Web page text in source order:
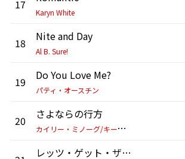
17
Karyn White
18 Nite and Day
Al B. Sure!
19 Do You Love Me?
パティ・オースチン
20
さよならの行方
カ
イリー・ミノーグ/キース・ワシントン
レッツ・ゲット・ザ・ムード・ライト